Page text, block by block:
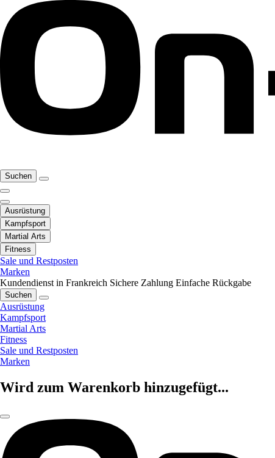
Suchen
Ausrüstung
Kampfsport
Martial Arts
Fitness
Sale und Restposten
Marken
Kundendienst in Frankreich Sichere Zahlung Einfache Rückgabe
Suchen
Ausrüstung
Kampfsport
Martial Arts
Fitness
Sale und Restposten
Marken
Wird zum Warenkorb hinzugefügt...